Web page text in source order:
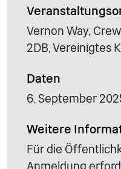
Vernon Way,
2DB, Vereinigtes
Daten
6. September
Weitere
Für die
Anmeldung